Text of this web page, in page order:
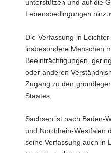
unterstützen und auf die
Lebensbedingungen
Die Verfassung in
insbesondere Menschen
Beeinträchtigungen,
oder anderen
Zugang zu den
Staates.
Sachsen ist nach Baden-
und Nordrhein-Westfalen
seine Verfassung auch in